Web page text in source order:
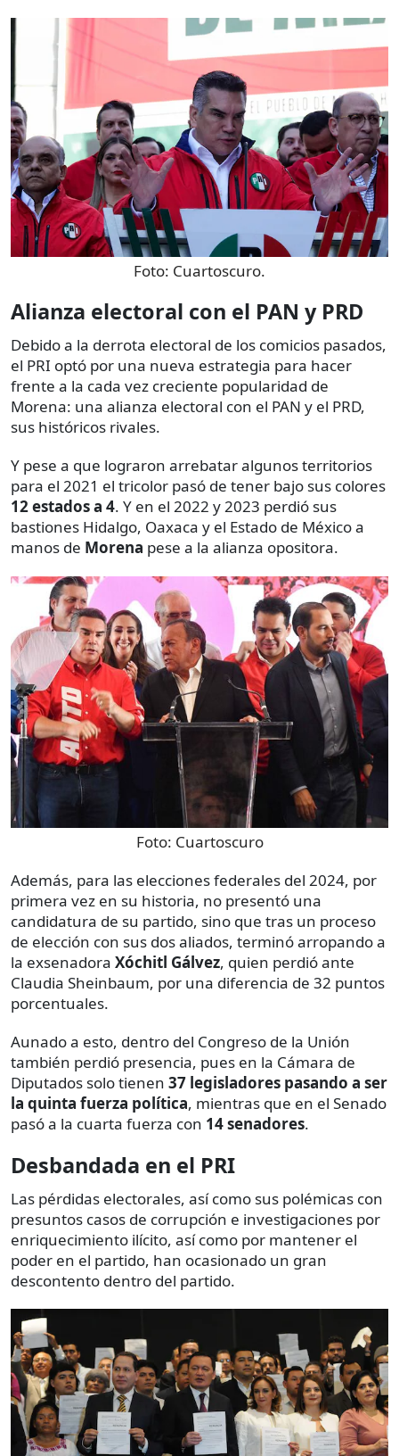
Foto: Cuartoscuro.
Alianza electoral con el PAN y PRD
Debido a la derrota electoral de los comicios pasados,
el PRI optó por una nueva estrategia para hacer
frente a la cada vez creciente popularidad de
Morena: una alianza electoral con el PAN y el PRD,
sus históricos rivales.
Y pese a que lograron arrebatar algunos territorios
para el 2021 el tricolor pasó de tener bajo sus colores
12 estados a 4. Y en el 2022 y 2023 perdió sus
bastiones Hidalgo, Oaxaca y el Estado de México a
manos de Morena pese a la alianza opositora.
Foto: Cuartoscuro
Además, para las elecciones federales del 2024, por
primera vez en su historia, no presentó una
candidatura de su partido, sino que tras un proceso
de elección con sus dos aliados, terminó arropando a
la exsenadora Xóchitl Gálvez, quien perdió ante
Claudia Sheinbaum, por una diferencia de 32 puntos
porcentuales.
Aunado a esto, dentro del Congreso de la Unión
también perdió presencia, pues en la Cámara de
Diputados solo tienen 37 legisladores pasando a ser
la quinta fuerza política, mientras que en el Senado
pasó a la cuarta fuerza con 14 senadores.
Desbandada en el PRI
Las pérdidas electorales, así como sus polémicas con
presuntos casos de corrupción e investigaciones por
enriquecimiento ilícito, así como por mantener el
poder en el partido, han ocasionado un gran
descontento dentro del partido.